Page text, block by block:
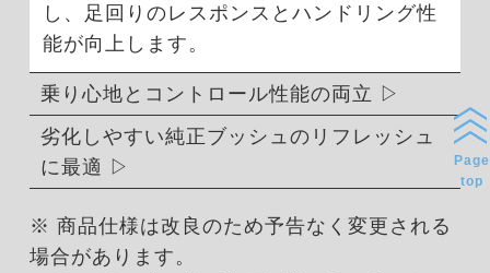
し、足回りのレスポンスとハンドリング性
能が向上します。
乗り心地とコントロール性能の両立
劣化しやすい純正ブッシュのリフレッシュ
に最適
※ 商品仕様は改良のため予告なく変更される
場合があります。
Page
top